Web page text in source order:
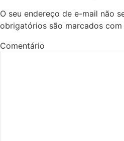
O seu endereço de e-mail não
obrigatórios são marcados com
Comentário